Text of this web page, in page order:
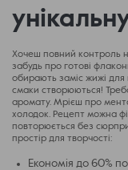
Хочеш повний контроль
забудь про готові
обирають заміс жижі для
смаки створюються!
аромату. Мрієш про
холодок. Рецепт можна
повторюється без
простір для творчості:
Економія до 60%